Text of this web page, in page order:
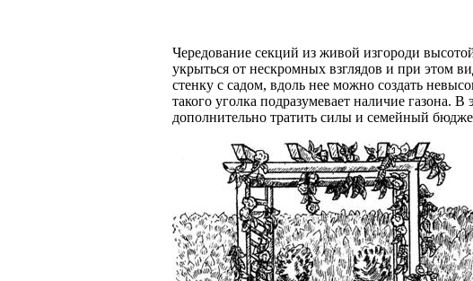
Чередование секций из живой изгороди
укрыться от нескромных взглядов и при этом
стенку с садом, вдоль нее можно создать
такого уголка подразумевает наличие газона.
дополнительно тратить силы и семейный